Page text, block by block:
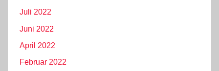
Juli 2022
Juni 2022
April 2022
Februar 2022